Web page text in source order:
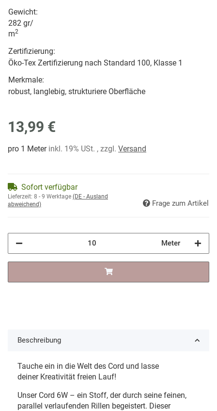
Gewicht:
282 gr/
m2
Zertifizierung:
Öko-Tex Zertifizierung nach Standard 100, Klasse 1
Merkmale:
robust, langlebig, strukturiere Oberfläche
13,99 €
pro 1 Meter inkl. 19% USt. , zzgl. Versand
Sofort verfügbar
Lieferzeit: 8 - 9 Werktage (DE - Ausland
abweichend)
Frage zum Artikel
Meter
Beschreibung
Tauche ein in die Welt des Cord und lasse
deiner Kreativität freien Lauf!
Unser Cord 6W – ein Stoff, der durch seine feinen,
parallel verlaufenden Rillen begeistert. Dieser